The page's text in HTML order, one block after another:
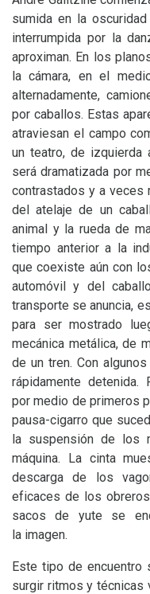
sumida en la
interrumpida por la
aproximan. En los
la cámara, en el
alternadamente,
por caballos. Estas
atraviesan el campo
un teatro, de izquierda
será dramatizada por
contrastados y a veces
del atelaje de un
animal y la rueda de
tiempo anterior a la
que coexiste aún con
automóvil y del
transporte se anuncia,
para ser mostrado
mecánica metálica, de
de un tren. Con
rápidamente detenida.
por medio de primeros
pausa-cigarro que
la suspensión de los
máquina. La cinta
descarga de los
eficaces de los
sacos de yute se
la imagen.
Este tipo de encuentro
surgir ritmos y técnicas